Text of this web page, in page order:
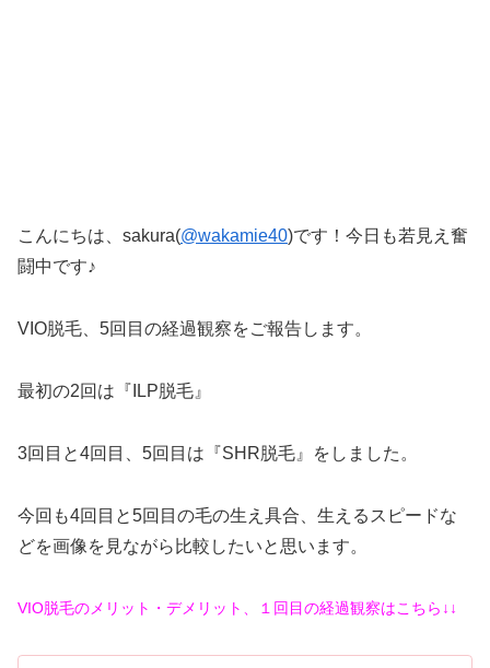
こんにちは、sakura(@wakamie40)です！今日も若見え奮
闘中です♪
VIO脱毛、5回目の経過観察をご報告します。
最初の2回は『ILP脱毛』
3回目と4回目、5回目は『SHR脱毛』をしました。
今回も4回目と5回目の毛の生え具合、生えるスピードな
どを画像を見ながら比較したいと思います。
VIO脱毛のメリット・デメリット、１回目の経過観察はこちら↓↓